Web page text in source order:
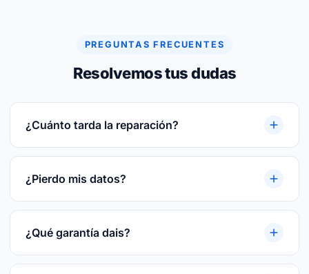
PREGUNTAS FRECUENTES
Resolvemos tus dudas
¿Cuánto tarda la reparación?
Reparaciones rápidas. Te damos plazo cerrado
tras el diagnóstico gratuito. Te damos plazo
¿Pierdo mis datos?
En la mayoría de las reparaciones, no. Si hay
riesgo te avisamos antes y hacemos backup
¿Qué garantía dais?
3 meses por escrito sobre la pieza reparada o